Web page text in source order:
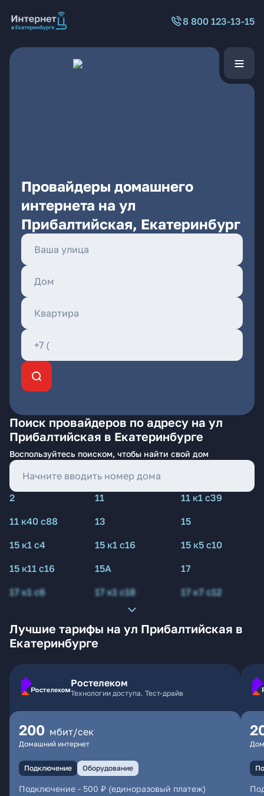
8 800 123-13-15
Провайдеры домашнего
интернета на ул
Прибалтийская, Екатеринбург
Поиск провайдеров по адресу на ул
Прибалтийская в Екатеринбурге
Воспользуйтесь поиском, чтобы найти свой дом
2 11
11 к1 с39
11 к40 с88
13
15
15 к1 с4
15 к1 с16
15 к5 с10
15 к11 с16
15А
17
17 к1 с6
17 к1 с18 17 к7 с12
Лучшие тарифы на ул Прибалтийская в
Екатеринбурге
Ростелеком
Технологии доступа. Тест-драйв
200 мбит/сек
Домашний интернет
Подключение Оборудование
Подключение - 500 ₽ (единоразовый платеж)